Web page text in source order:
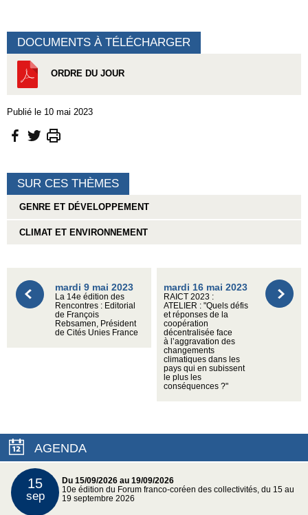
DOCUMENTS À TÉLÉCHARGER
ORDRE DU JOUR
Publié le 10 mai 2023
SUR CES THÈMES
GENRE ET DÉVELOPPEMENT
CLIMAT ET ENVIRONNEMENT
mardi 9 mai 2023
La 14e édition des
Rencontres : Editorial
de François
Rebsamen, Président
de Cités Unies France
mardi 16 mai 2023
RAICT 2023 :
ATELIER : "Quels défis
et réponses de la
coopération
décentralisée face
à l’aggravation des
changements
climatiques dans les
pays qui en subissent
le plus les
conséquences ?"
AGENDA
15
sep
Du 15/09/2026 au 19/09/2026
10e édition du Forum franco-coréen des collectivités, du 15 au
19 septembre 2026